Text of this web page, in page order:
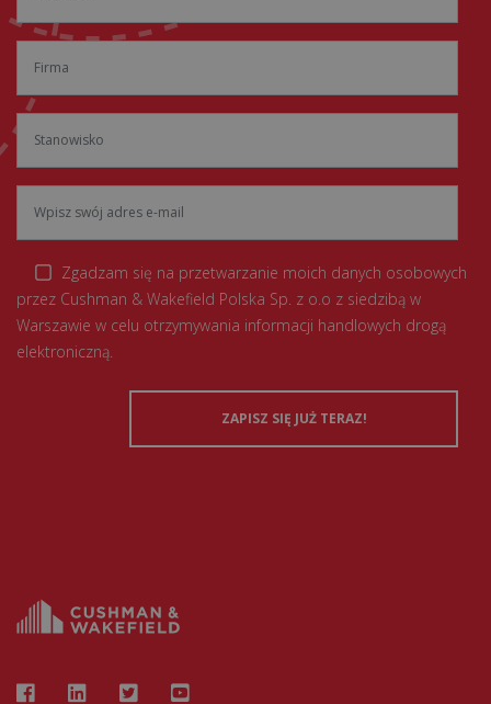
Zgadzam się na przetwarzanie moich danych osobowych
przez Cushman & Wakefield Polska Sp. z o.o z siedzibą w
Warszawie w celu otrzymywania informacji handlowych drogą
elektroniczną.